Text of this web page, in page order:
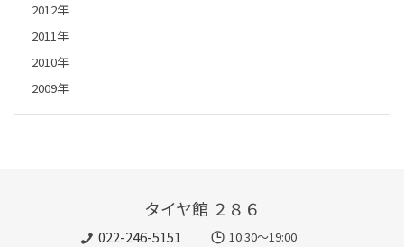
2012年
2011年
2010年
2009年
タイヤ館 ２８６
022-246-5151
10:30～19:00